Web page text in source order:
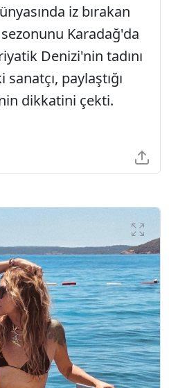
iz bırakan
Karadağ'da
Denizi'nin tadını
sanatçı, paylaştığı
dikkatini çekti.